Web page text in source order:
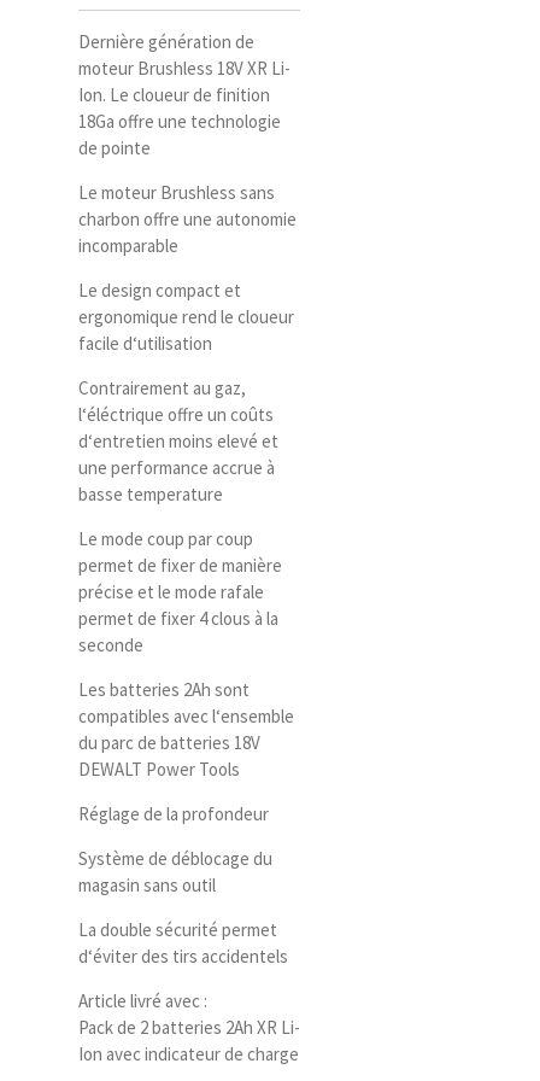
Dernière génération de
moteur Brushless 18V XR Li-
Ion. Le cloueur de finition
18Ga offre une technologie
de pointe
Le moteur Brushless sans
charbon offre une autonomie
incomparable
Le design compact et
ergonomique rend le cloueur
facile d‘utilisation
Contrairement au gaz,
l‘éléctrique offre un coûts
d‘entretien moins elevé et
une performance accrue à
basse temperature
Le mode coup par coup
permet de fixer de manière
précise et le mode rafale
permet de fixer 4 clous à la
seconde
Les batteries 2Ah sont
compatibles avec l‘ensemble
du parc de batteries 18V
DEWALT Power Tools
Réglage de la profondeur
Système de déblocage du
magasin sans outil
La double sécurité permet
d‘éviter des tirs accidentels
Article livré avec :
Pack de 2 batteries 2Ah XR Li-
Ion avec indicateur de charge